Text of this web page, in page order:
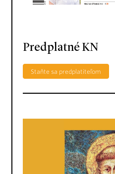
Predplatné KN
Staňte sa predplatiteľom